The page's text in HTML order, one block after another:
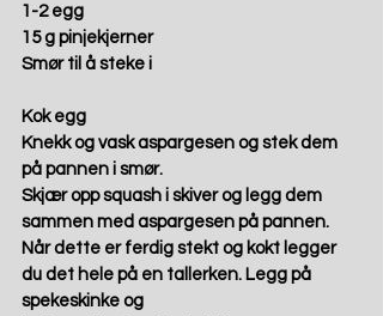
1-2 egg
15 g pinjekjerner
Smør til å steke i
Kok egg
Knekk og vask aspargesen og stek dem
på pannen i smør.
Skjær opp squash i skiver og legg dem
sammen med aspargesen på pannen.
Når dette er ferdig stekt og kokt legger
du det hele på en tallerken. Legg på
spekeskinke og